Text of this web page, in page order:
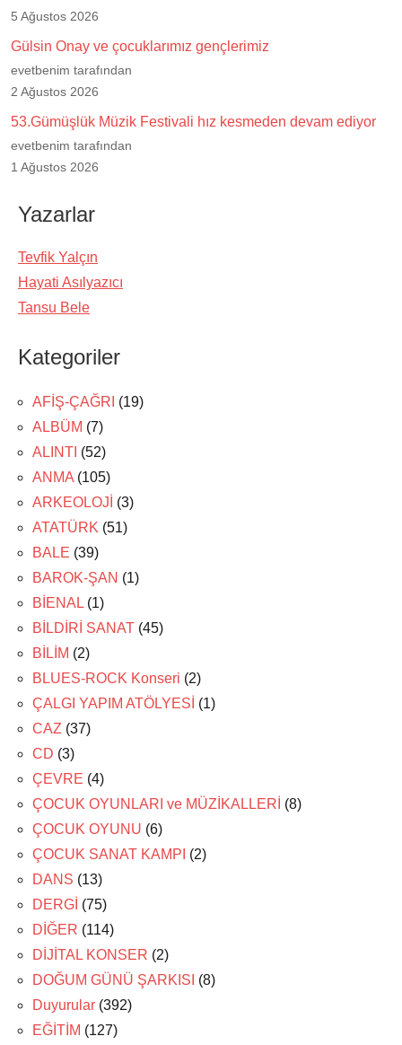
5 Ağustos 2026
Gülsin Onay ve çocuklarımız gençlerimiz
evetbenim tarafından
2 Ağustos 2026
53.Gümüşlük Müzik Festivali hız kesmeden devam ediyor
evetbenim tarafından
1 Ağustos 2026
Yazarlar
Tevfik Yalçın
Hayati Asılyazıcı
Tansu Bele
Kategoriler
AFİŞ-ÇAĞRI (19)
ALBÜM (7)
ALINTI (52)
ANMA (105)
ARKEOLOJİ (3)
ATATÜRK (51)
BALE (39)
BAROK-ŞAN (1)
BİENAL (1)
BİLDİRİ SANAT (45)
BİLİM (2)
BLUES-ROCK Konseri (2)
ÇALGI YAPIM ATÖLYESİ (1)
CAZ (37)
CD (3)
ÇEVRE (4)
ÇOCUK OYUNLARI ve MÜZİKALLERİ (8)
ÇOCUK OYUNU (6)
ÇOCUK SANAT KAMPI (2)
DANS (13)
DERGİ (75)
DİĞER (114)
DİJİTAL KONSER (2)
DOĞUM GÜNÜ ŞARKISI (8)
Duyurular (392)
EĞİTİM (127)